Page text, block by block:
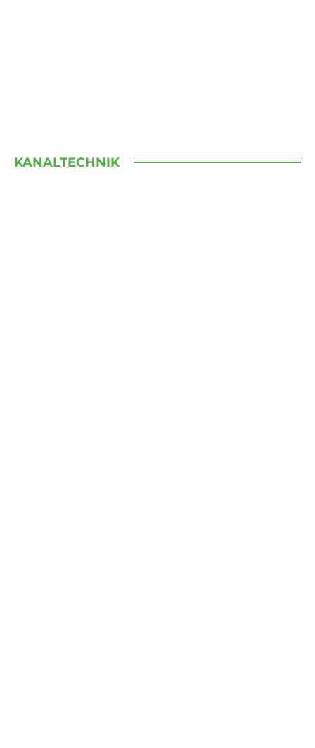
KANALTECHNIK